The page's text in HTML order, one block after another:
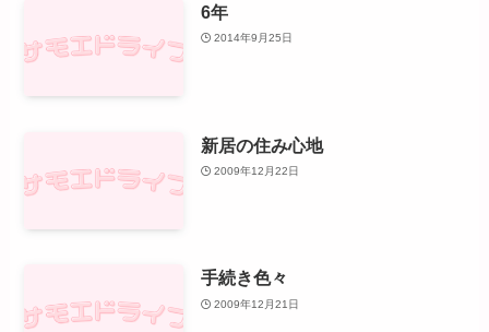
6年
2014年9月25日
新居の住み心地
2009年12月22日
手続き色々
2009年12月21日